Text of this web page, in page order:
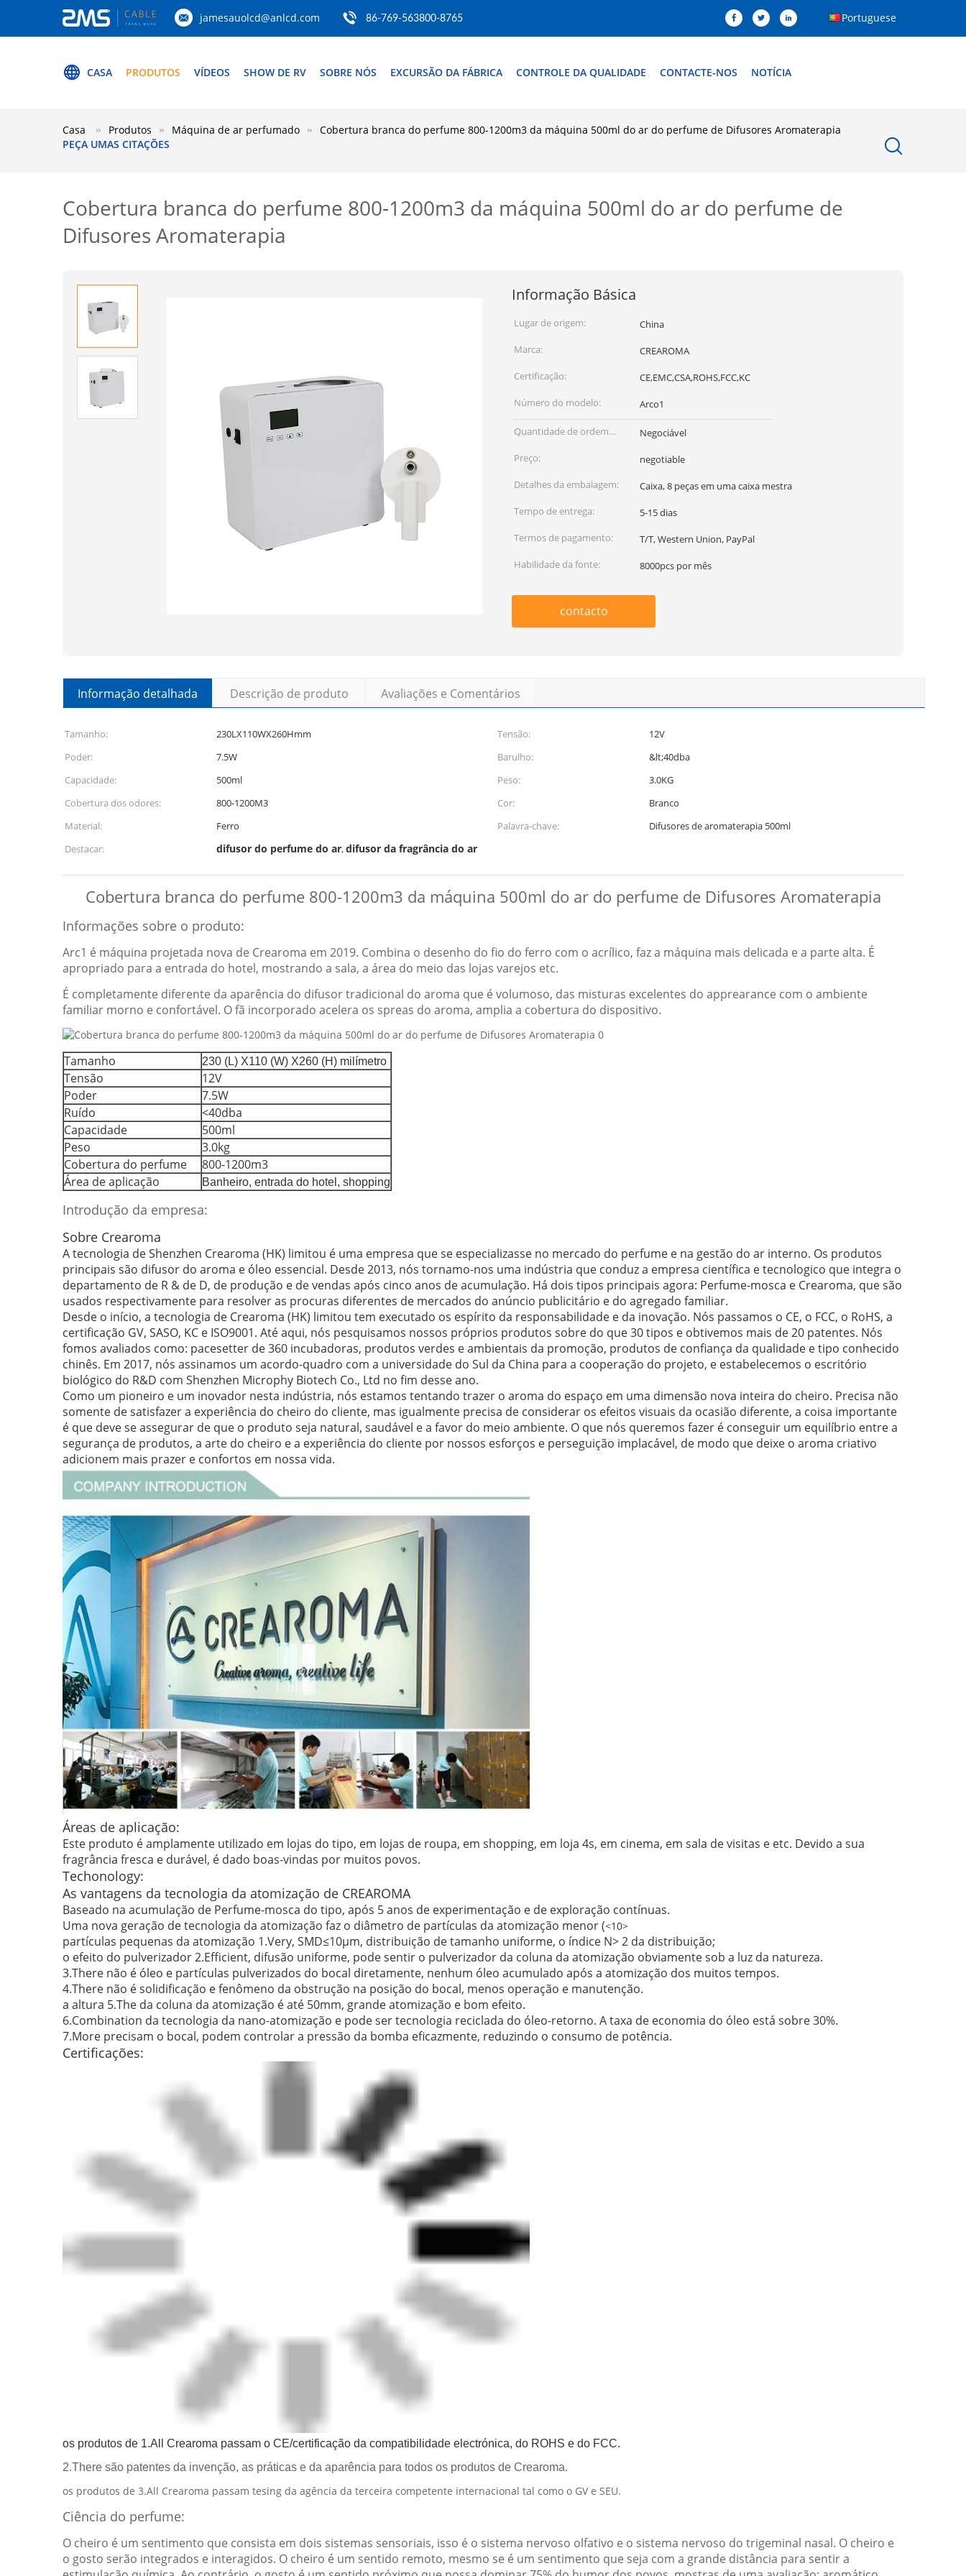
jamesauolcd@anlcd.com 86-769-563800-8765 Portuguese
CASA PRODUTOS VÍDEOS SHOW DE RV SOBRE NÓS EXCURSÃO DA FÁBRICA CONTROLE DA QUALIDADE CONTACTE-NOS NOTÍCIA
PEÇA UMAS CITAÇÕES
Casa Produtos Máquina de ar perfumado Cobertura branca do perfume 800-1200m3 da máquina 500ml do ar do perfume de Difusores Aromaterapia
Cobertura branca do perfume 800-1200m3 da máquina 500ml do ar do perfume de
Difusores Aromaterapia
Informação Básica
Lugar de origem:
China
Marca:
CREAROMA
Certificação:
CE,EMC,CSA,ROHS,FCC,KC
Número do modelo:
Arco1
Quantidade de ordem
mínima:
Negociável
Preço:
negotiable
Detalhes da embalagem:
Caixa, 8 peças em uma caixa mestra
Tempo de entrega:
5-15 dias
Termos de pagamento:
T/T, Western Union, PayPal
Habilidade da fonte:
8000pcs por mês
contacto
Informação detalhada Descrição de produto Avaliações e Comentários
Tamanho: 230LX110WX260Hmm Tensão:
12V
Poder:
7.5W Barulho:
&lt;40dba
Capacidade:
500ml Peso:
3.0KG
Cobertura dos odores:
800-1200M3 Cor:
Branco
Material:
Ferro Palavra-chave:
Difusores de aromaterapia 500ml
Destacar:
difusor do perfume do ar,difusor da fragrância do ar
Cobertura branca do perfume 800-1200m3 da máquina 500ml do ar do perfume de Difusores Aromaterapia
Informações sobre o produto:
Arc1 é máquina projetada nova de Crearoma em 2019. Combina o desenho do fio do ferro com o acrílico, faz a máquina mais delicada e a parte alta. É
apropriado para a entrada do hotel, mostrando a sala, a área do meio das lojas varejos etc.
É completamente diferente da aparência do difusor tradicional do aroma que é volumoso, das misturas excelentes do apprearance com o ambiente
familiar morno e confortável. O fã incorporado acelera os spreas do aroma, amplia a cobertura do dispositivo.
Tamanho 230 (L) X110 (W) X260 (H) milímetro
Tensão
12V
Poder
7.5W
Ruído
<40dba
Capacidade
500ml
Peso
3.0kg
Cobertura do perfume
800-1200m3
Área de aplicação
Banheiro, entrada do hotel, shopping
Introdução da empresa:
Sobre Crearoma
A tecnologia de Shenzhen Crearoma (HK) limitou é uma empresa que se especializasse no mercado do perfume e na gestão do ar interno. Os produtos
principais são difusor do aroma e óleo essencial. Desde 2013, nós tornamo-nos uma indústria que conduz a empresa científica e tecnologico que integra o
departamento de R & de D, de produção e de vendas após cinco anos de acumulação. Há dois tipos principais agora: Perfume-mosca e Crearoma, que são
usados respectivamente para resolver as procuras diferentes de mercados do anúncio publicitário e do agregado familiar.
Desde o início, a tecnologia de Crearoma (HK) limitou tem executado os espírito da responsabilidade e da inovação. Nós passamos o CE, o FCC, o RoHS, a
certificação GV, SASO, KC e ISO9001. Até aqui, nós pesquisamos nossos próprios produtos sobre do que 30 tipos e obtivemos mais de 20 patentes. Nós
fomos avaliados como: pacesetter de 360 incubadoras, produtos verdes e ambientais da promoção, produtos de confiança da qualidade e tipo conhecido
chinês. Em 2017, nós assinamos um acordo-quadro com a universidade do Sul da China para a cooperação do projeto, e estabelecemos o escritório
biológico do R&D com Shenzhen Microphy Biotech Co., Ltd no fim desse ano.
Como um pioneiro e um inovador nesta indústria, nós estamos tentando trazer o aroma do espaço em uma dimensão nova inteira do cheiro. Precisa não
somente de satisfazer a experiência do cheiro do cliente, mas igualmente precisa de considerar os efeitos visuais da ocasião diferente, a coisa importante
é que deve se assegurar de que o produto seja natural, saudável e a favor do meio ambiente. O que nós queremos fazer é conseguir um equilíbrio entre a
segurança de produtos, a arte do cheiro e a experiência do cliente por nossos esforços e perseguição implacável, de modo que deixe o aroma criativo
adicionem mais prazer e confortos em nossa vida.
Áreas de aplicação:
Este produto é amplamente utilizado em lojas do tipo, em lojas de roupa, em shopping, em loja 4s, em cinema, em sala de visitas e etc. Devido a sua
fragrância fresca e durável, é dado boas-vindas por muitos povos.
Techonology:
As vantagens da tecnologia da atomização de CREAROMA
Baseado na acumulação de Perfume-mosca do tipo, após 5 anos de experimentação e de exploração contínuas.
Uma nova geração de tecnologia da atomização faz o diâmetro de partículas da atomização menor (<10>
partículas pequenas da atomização 1.Very, SMD≤10μm, distribuição de tamanho uniforme, o índice N> 2 da distribuição;
o efeito do pulverizador 2.Efficient, difusão uniforme, pode sentir o pulverizador da coluna da atomização obviamente sob a luz da natureza.
3.There não é óleo e partículas pulverizados do bocal diretamente, nenhum óleo acumulado após a atomização dos muitos tempos.
4.There não é solidificação e fenômeno da obstrução na posição do bocal, menos operação e manutenção.
a altura 5.The da coluna da atomização é até 50mm, grande atomização e bom efeito.
6.Combination da tecnologia da nano-atomização e pode ser tecnologia reciclada do óleo-retorno. A taxa de economia do óleo está sobre 30%.
7.More precisam o bocal, podem controlar a pressão da bomba eficazmente, reduzindo o consumo de potência.
Certificações:
os produtos de 1.All Crearoma passam o CE/certificação da compatibilidade electrónica, do ROHS e do FCC.
2.There são patentes da invenção, as práticas e da aparência para todos os produtos de Crearoma.
os produtos de 3.All Crearoma passam tesing da agência da terceira competente internacional tal como o GV e SEU.
Ciência do perfume:
O cheiro é um sentimento que consista em dois sistemas sensoriais, isso é o sistema nervoso olfativo e o sistema nervoso do trigeminal nasal. O cheiro e
o gosto serão integrados e interagidos. O cheiro é um sentido remoto, mesmo se é um sentimento que seja com a grande distância para sentir a